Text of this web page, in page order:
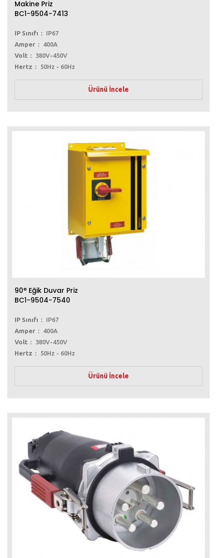
Makine Priz
BC1-9504-7413
IP Sınıfı
IP67
Amper
400A
Volt
380V-450V
Hertz
50Hz - 60Hz
Ürünü İncele
90° Eğik Duvar Priz
BC1-9504-7540
IP Sınıfı
IP67
Amper
400A
Volt
380V-450V
Hertz
50Hz - 60Hz
Ürünü İncele